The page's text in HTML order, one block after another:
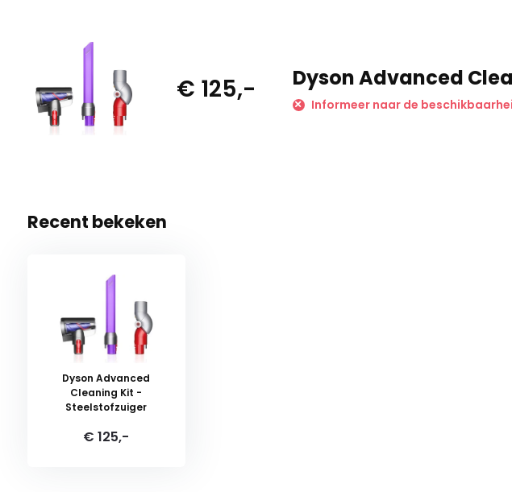
€ 125,- Dyson Advanced
Informeer naar de
Recent bekeken
Dyson Advanced
Cleaning Kit -
Steelstofzuiger
€ 125,-